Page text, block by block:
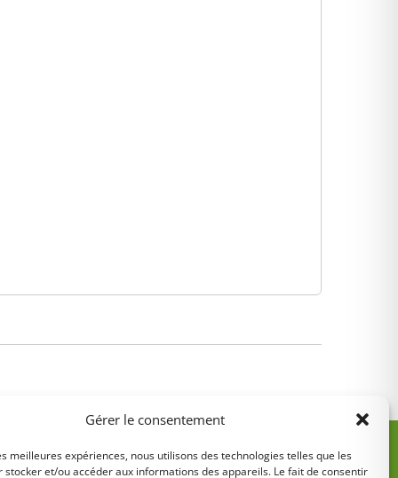
Gérer le consentement
meilleures expériences, nous utilisons des technologies telles que les
stocker et/ou accéder aux informations des appareils. Le fait de consentir